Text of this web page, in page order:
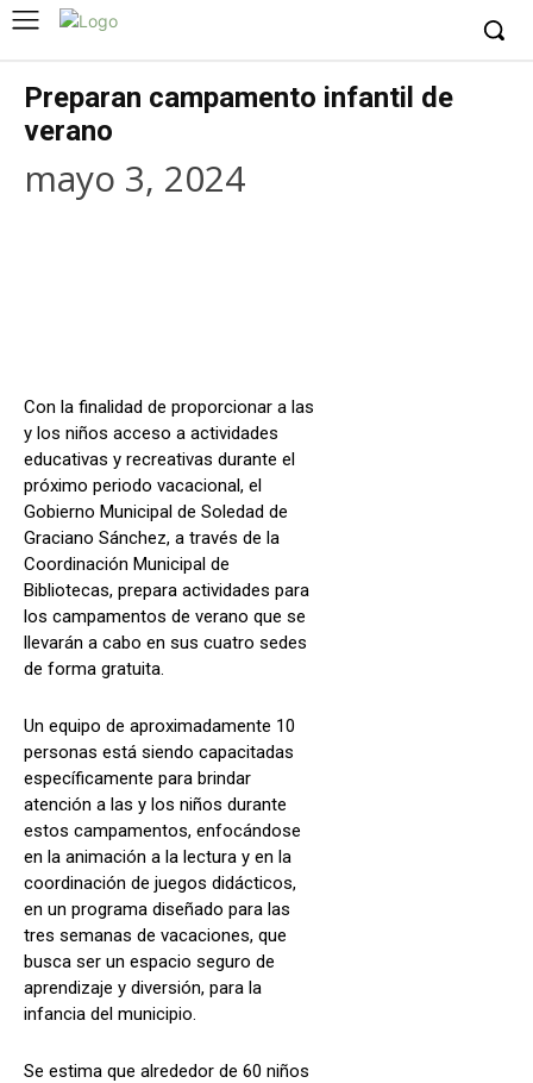
Preparan campamento infantil de
verano
mayo 3, 2024
Con la finalidad de proporcionar a las
y los niños acceso a actividades
educativas y recreativas durante el
próximo periodo vacacional, el
Gobierno Municipal de Soledad de
Graciano Sánchez, a través de la
Coordinación Municipal de
Bibliotecas, prepara actividades para
los campamentos de verano que se
llevarán a cabo en sus cuatro sedes
de forma gratuita.
Un equipo de aproximadamente 10
personas está siendo capacitadas
específicamente para brindar
atención a las y los niños durante
estos campamentos, enfocándose
en la animación a la lectura y en la
coordinación de juegos didácticos,
en un programa diseñado para las
tres semanas de vacaciones, que
busca ser un espacio seguro de
aprendizaje y diversión, para la
infancia del municipio.
Se estima que alrededor de 60 niños